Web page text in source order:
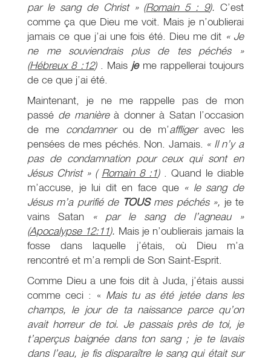
par le sang de Christ » (Romain 5 : 9). C’est
comme ça que Dieu me voit. Mais je n’oublierai
jamais ce que j’ai une fois été. Dieu me dit « Je
ne me souviendrais plus de tes péchés »
(Hébreux 8 :12) . Mais jeme rappellerai toujours
de ce que j’ai été.
Maintenant, je ne me rappelle pas de mon
passé de manièreà donner à Satan l’occasion
de me condamnerou de m’affligeravec les
pensées de mes péchés. Non. Jamais. « Il n’y a
pas de condamnation pour ceux qui sont en
Jésus Christ » ( Romain 8 :1)
. Quand le diable
m’accuse, je lui dit en face que « le sang de
Jésus m’a purifié de TOUSmes péchés », je te
vains Satan « par le sang de l’agneau »
(Apocalypse 12:11). Mais je n’oublierais jamais la
fosse dans laquelle j’étais, où Dieu m’a
rencontré et m’a rempli de Son Saint-Esprit.
Comme Dieu a une fois dit à Juda, j’étais aussi
comme ceci : « Mais tu as été jetée dans les
champs, le jour de ta naissance parce qu’on
avait horreur de toi. Je passais près de toi, je
t’aperçus baignée dans ton sang ; je te lavais
dans l’eau, je fis disparaître le sang qui était sur